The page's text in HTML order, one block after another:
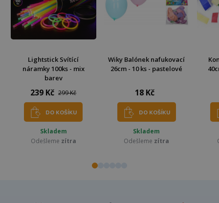
Lightstick Svítící
náramky 100ks - mix
barev
239 Kč 299 Kč
DO KOŠÍKU
Skladem
Odešleme zítra
Wiky Balónek nafukovací
26cm - 10 ks - pastelové
18 Kč
DO KOŠÍKU
Skladem
Odešleme zítra